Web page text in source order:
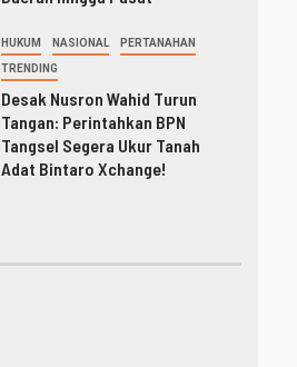
HUKUM NASIONAL PERTANAHAN
TRENDING
Desak Nusron Wahid Turun
Tangan: Perintahkan BPN
Tangsel Segera Ukur Tanah
Adat Bintaro Xchange!